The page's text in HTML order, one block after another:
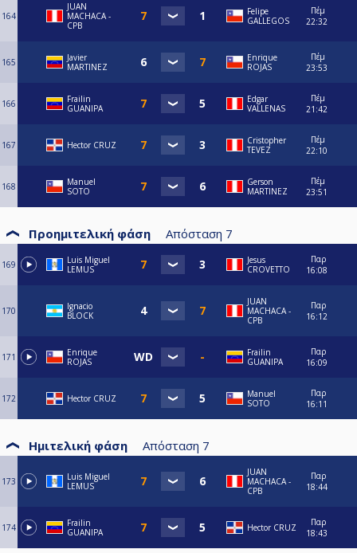
164
JUAN
MACHACA -
CPB
Felipe
GALLEGOS
Πέμ
22:32
165
Javier
MARTINEZ
Enrique
ROJAS
Πέμ
23:53
166
Frailin
GUANIPA
Edgar
VALLENAS
Πέμ
21:42
167 Hector CRUZ
Cristopher
TEVEZ
Πέμ
22:10
168
Manuel
SOTO
Gerson
MARTINEZ
Πέμ
23:51
Προημιτελική φάση Απόσταση 7
169
Luis Miguel
LEMUS
Jesus
CROVETTO
Παρ
16:08
170
Ignacio
BLOCK
JUAN
MACHACA -
CPB
Παρ
16:12
171
Enrique
ROJAS
Frailin
GUANIPA
Παρ
16:09
172 Hector CRUZ
Manuel
SOTO
Παρ
16:11
Ημιτελική φάση Απόσταση 7
173
Luis Miguel
LEMUS
JUAN
MACHACA -
CPB
Παρ
18:44
174
Frailin
GUANIPA
Hector CRUZ
Παρ
18:43